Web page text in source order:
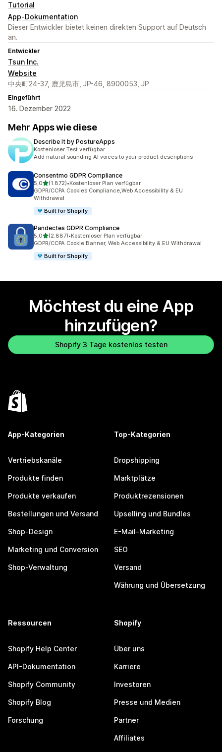
Tutorial
App-Dokumentation
Dieser Entwickler bietet keinen direkten Support auf Deutsch
an.
Entwickler
Tsun Inc.
Website
中央町24-37, 鹿児島市, JP-46, 8900053, JP
Eingeführt
16. Dezember 2022
Mehr Apps wie diese
Describe It by PostureApps
Kostenloser Test verfügbar
Add natural sounding AI voices to your product descriptions
Consentmo GDPR Compliance
5,0von 5 Sternen
(1.872)
1872 Rezensionen insgesamt
•Kostenloser Plan verfügbar
GDPR/CCPA Cookies Compliance,Web Accessibility & EU
Withdrawal
Built for Shopify
Pandectes GDPR Compliance
5,0von 5 Sternen
(2.887)
2887 Rezensionen insgesamt
•Kostenloser Plan verfügbar
GDPR/CCPA Cookie Banner, Web Accessibility & EU Withdrawal
Built for Shopify
Möchtest du eine App
hinzufügen?
Shopify 3 Tage kostenlos testen
App-Kategorien
Vertriebskanäle
Produkte finden
Produkte verkaufen
Bestellungen und Versand
Shop-Design
Marketing und Conversion
Shop-Verwaltung
Top-Kategorien
Dropshipping
Marktplätze
Produktrezensionen
Upselling und Bundles
E-Mail-Marketing
SEO
Versand
Währung und Übersetzung
Ressourcen
Shopify Help Center
API-Dokumentation
Shopify Community
Shopify Blog
Forschung
Shopify
Über uns
Karriere
Investoren
Presse und Medien
Partner
Affiliates